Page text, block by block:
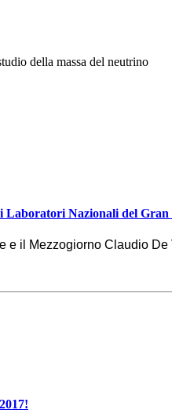
della massa del neutrino
Nazionali del Gran
e il Mezzogiorno Claudio